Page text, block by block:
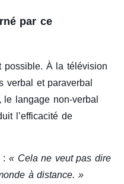
par ce
possible. À la télévision
verbal et paraverbal
le langage non-verbal
l’efficacité de
: « Cela ne veut pas dire
à distance. »